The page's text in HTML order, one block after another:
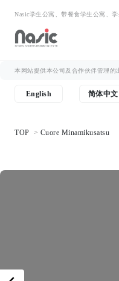
Nasic学生公寓、带餐食学生公寓、
本网站提供本公司及合作伙伴管理的
English 简体中文
TOP Cuore Minamikusatsu